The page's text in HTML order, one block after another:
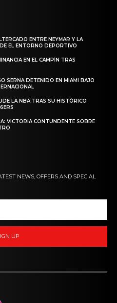
ENTRE NEYMAR Y LA
EL ENTORNO DEPORTIVO
EN EL CAMPÍN TRAS
SERNA DETENIDO EN MIAMI BAJO
LA NBA TRAS SU HISTÓRICO
VICTORIA CONTUNDENTE SOBRE
NEWS, OFFERS AND SPECIAL
UP